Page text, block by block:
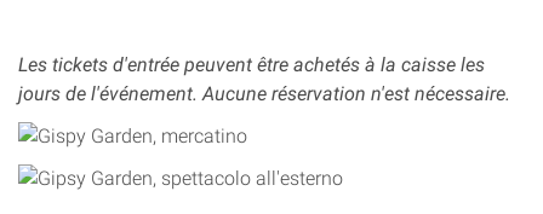
Les tickets d'entrée peuvent être achetés à la caisse les
jours de l'événement. Aucune réservation n'est nécessaire.